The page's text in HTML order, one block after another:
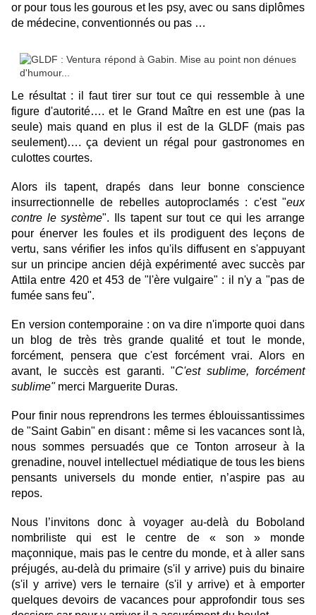
or pour tous les gourous et les psy, avec ou sans diplômes
de médecine, conventionnés ou pas …
Le résultat : il faut tirer sur tout ce qui ressemble à une
figure d'autorité…. et le Grand Maître en est une (pas la
seule) mais quand en plus il est de la GLDF (mais pas
seulement)…. ça devient un régal pour gastronomes en
culottes courtes.
Alors ils tapent, drapés dans leur bonne conscience
insurrectionnelle de rebelles autoproclamés : c'est "eux
contre le système". Ils tapent sur tout ce qui les arrange
pour énerver les foules et ils prodiguent des leçons de
vertu, sans vérifier les infos qu'ils diffusent en s'appuyant
sur un principe ancien déjà expérimenté avec succès par
Attila entre 420 et 453 de "l'ère vulgaire" : il n'y a "pas de
fumée sans feu".
En version contemporaine : on va dire n'importe quoi dans
un blog de très très grande qualité et tout le monde,
forcément, pensera que c'est forcément vrai. Alors en
avant, le succès est garanti. "C'est sublime, forcément
sublime"merci Marguerite Duras.
Pour finir nous reprendrons les termes éblouissantissimes
de "Saint Gabin" en disant : même si les vacances sont là,
nous sommes persuadés que ce Tonton arroseur à la
grenadine, nouvel intellectuel médiatique de tous les biens
pensants universels du monde entier, n’aspire pas au
repos.
Nous l’invitons donc à voyager au-delà du Boboland
nombriliste qui est le centre de « son » monde
maçonnique, mais pas le centre du monde, et à aller sans
préjugés, au-delà du primaire (s'il y arrive) puis du binaire
(s'il y arrive) vers le ternaire (s'il y arrive) et à emporter
quelques devoirs de vacances pour approfondir tous ses